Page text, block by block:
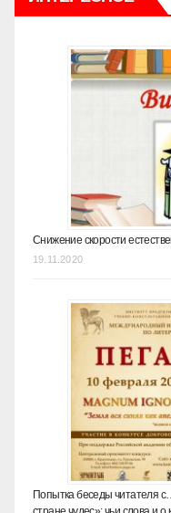
Снижение скорости
19.11.2020
Попытка беседы читателя